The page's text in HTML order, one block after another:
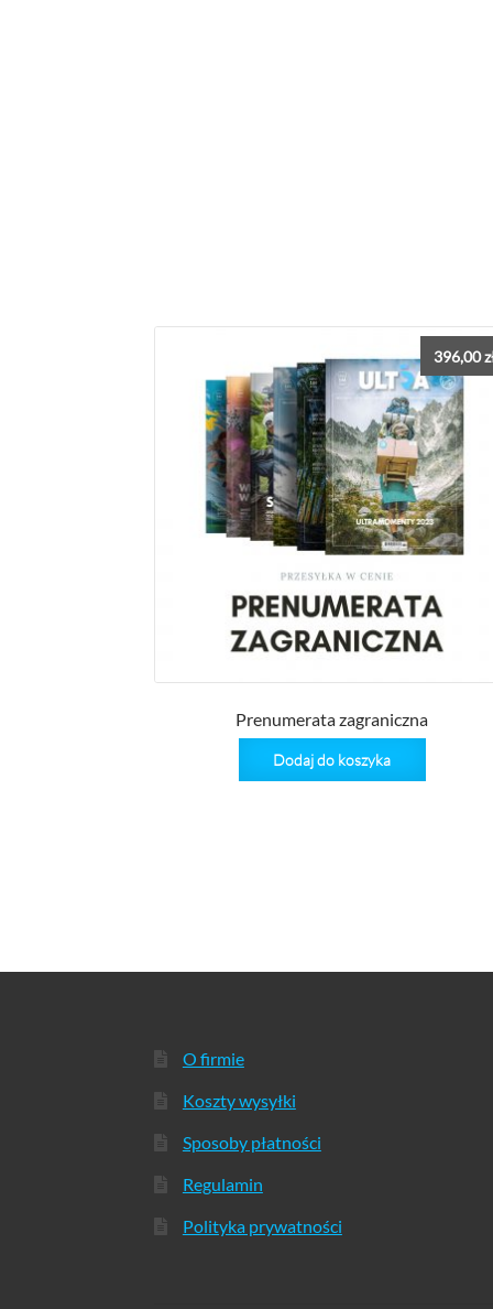
Prenumerata zagraniczna
396,00
Dodaj do koszyka
O firmie
Koszty wysyłki
Sposoby płatności
Regulamin
Polityka prywatności